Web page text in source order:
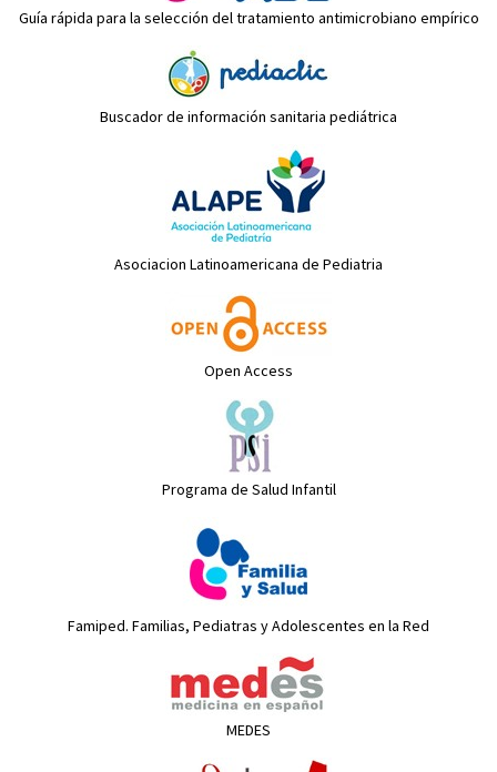
Guía rápida para la selección del tratamiento antimicrobiano empírico
Buscador de información sanitaria pediátrica
Asociacion Latinoamericana de Pediatria
Open Access
Programa de Salud Infantil
Famiped. Familias, Pediatras y Adolescentes en la Red
MEDES